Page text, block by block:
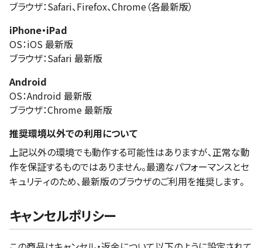
ブラウザ：Safari、Firefox、Chrome（各最新版）
iPhone・iPad
OS：iOS 最新版
ブラウザ：Safari 最新版
Android
OS：Android 最新版
ブラウザ：Chrome 最新版
推奨環境以外での利用について
上記以外の環境でも動作する可能性はありますが、正常な動
作を保証するものではありません。最適なパフォーマンスとセ
キュリティのため、最新版のブラウザのご利用を推奨します。
キャンセルポリシー